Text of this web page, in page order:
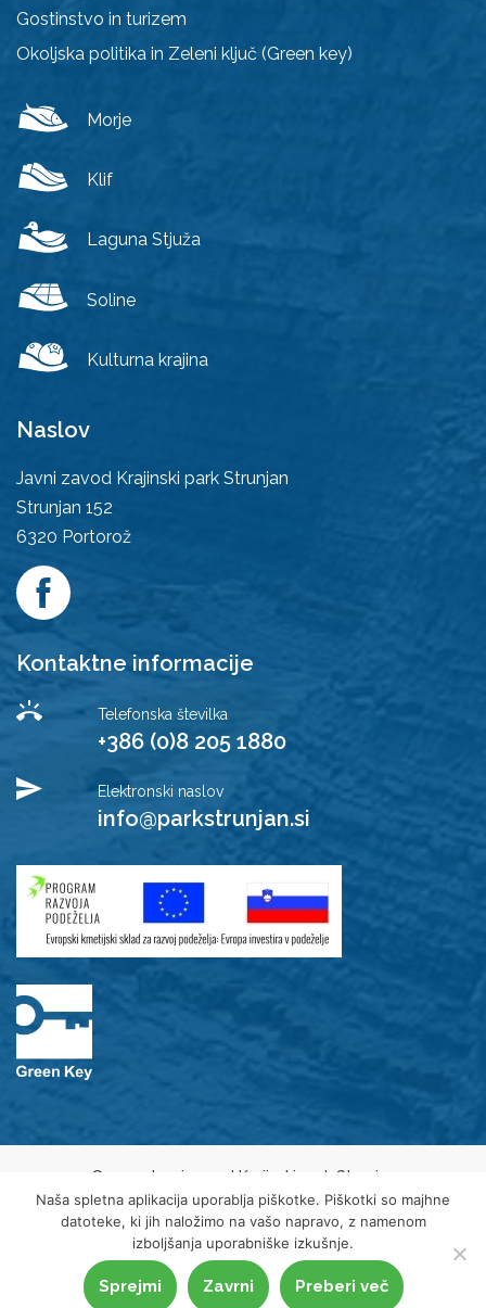
Gostinstvo in turizem
Okoljska politika in Zeleni ključ (Green key)
Morje
Klif
Laguna Stjuža
Soline
Kulturna krajina
Naslov
Javni zavod Krajinski park Strunjan
Strunjan 152
6320 Portorož
Kontaktne informacije
Telefonska številka
+386 (0)8 205 1880
Elektronski naslov
info@parkstrunjan.si
© 2021 Javni zavod Krajinski park Strunjan
Varovanje osebnih podatkov
Piškotki
Izjava o dostopnosti
Oblikovanje spletne strani
Naša spletna aplikacija uporablja piškotke. Piškotki so majhne
datoteke, ki jih naložimo na vašo napravo, z namenom
izboljšanja uporabniške izkušnje.
Sprejmi Zavrni Preberi več